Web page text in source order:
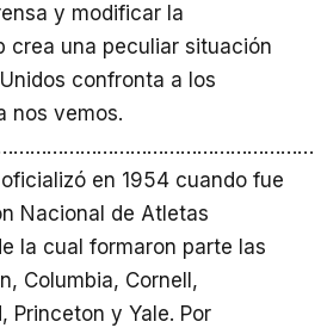
y modificar la
crea una peculiar situación
confronta a los
nos vemos.
en 1954 cuando fue
Nacional de Atletas
la cual formaron parte las
Columbia, Cornell,
Princeton y Yale. Por